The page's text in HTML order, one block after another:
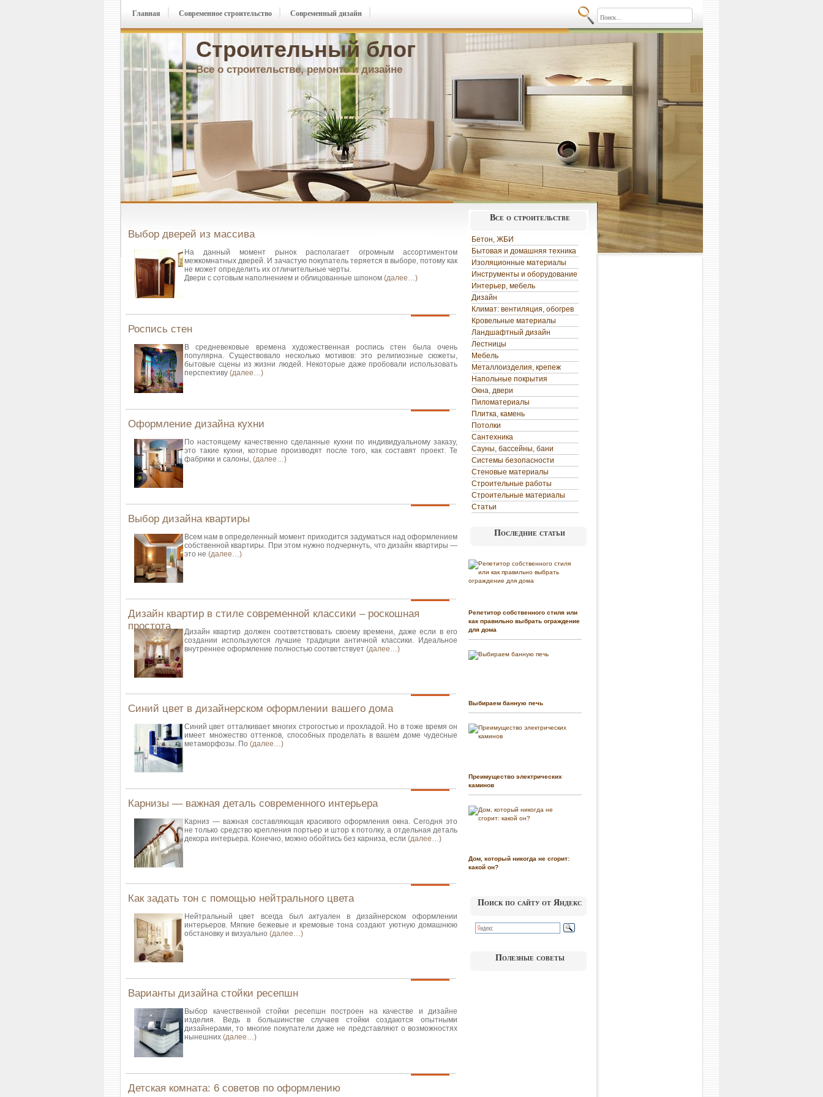
Строительный блог
Все о строительстве, ремонте и дизайне
Главная Современное строительство Современный дизайн
Выбор дверей из массива
На данный момент рынок располагает огромным ассортиментом
межкомнатных дверей. И зачастую покупатель теряется в выборе, потому как
не может определить их отличительные черты.
Двери с сотовым наполнением и облицованные шпоном (далее…)
Роспись стен
В средневековые времена художественная роспись стен была очень
популярна. Существовало несколько мотивов: это религиозные сюжеты,
бытовые сцены из жизни людей. Некоторые даже пробовали использовать
перспективу (далее…)
Оформление дизайна кухни
По настоящему качественно сделанные кухни по индивидуальному заказу,
это такие кухни, которые производят после того, как составят проект. Те
фабрики и салоны, (далее…)
Выбор дизайна квартиры
Всем нам в определенный момент приходится задуматься над оформлением
собственной квартиры. При этом нужно подчеркнуть, что дизайн квартиры —
это не (далее…)
Дизайн квартир в стиле современной классики – роскошная
простота
Дизайн квартир должен соответствовать своему времени, даже если в его
создании используются лучшие традиции античной классики. Идеальное
внутреннее оформление полностью соответствует (далее…)
Синий цвет в дизайнерском оформлении вашего дома
Синий цвет отталкивает многих строгостью и прохладой. Но в тоже время он
имеет множество оттенков, способных проделать в вашем доме чудесные
метаморфозы. По (далее…)
Карнизы — важная деталь современного интерьера
Карниз — важная составляющая красивого оформления окна. Сегодня это
не только средство крепления портьер и штор к потолку, а отдельная деталь
декора интерьера. Конечно, можно обойтись без карниза, если (далее…)
Как задать тон с помощью нейтрального цвета
Нейтральный цвет всегда был актуален в дизайнерском оформлении
интерьеров. Мягкие бежевые и кремовые тона создают уютную домашнюю
обстановку и визуально (далее…)
Варианты дизайна стойки ресепшн
Выбор качественной стойки ресепшн построен на качестве и дизайне
изделия. Ведь в большинстве случаев стойки создаются опытными
дизайнерами, то многие покупатели даже не представляют о возможностях
нынешних (далее…)
Детская комната: 6 советов по оформлению
Все о строительстве
Бетон, ЖБИ
Бытовая и домашняя техника
Изоляционные материалы
Инструменты и оборудование
Интерьер, мебель
Дизайн
Климат: вентиляция, обогрев
Кровельные материалы
Ландшафтный дизайн
Лестницы
Мебель
Металлоизделия, крепеж
Напольные покрытия
Окна, двери
Пиломатериалы
Плитка, камень
Потолки
Сантехника
Сауны, бассейны, бани
Системы безопасности
Стеновые материалы
Строительные работы
Строительные материалы
Статьи
Последние статьи
Репетитор собственного стиля или
как правильно выбрать ограждение
для дома
Выбираем банную печь
Преимущество электрических
каминов
Дом, который никогда не сгорит:
какой он?
Поиск по сайту от Яндекс
Полезные советы